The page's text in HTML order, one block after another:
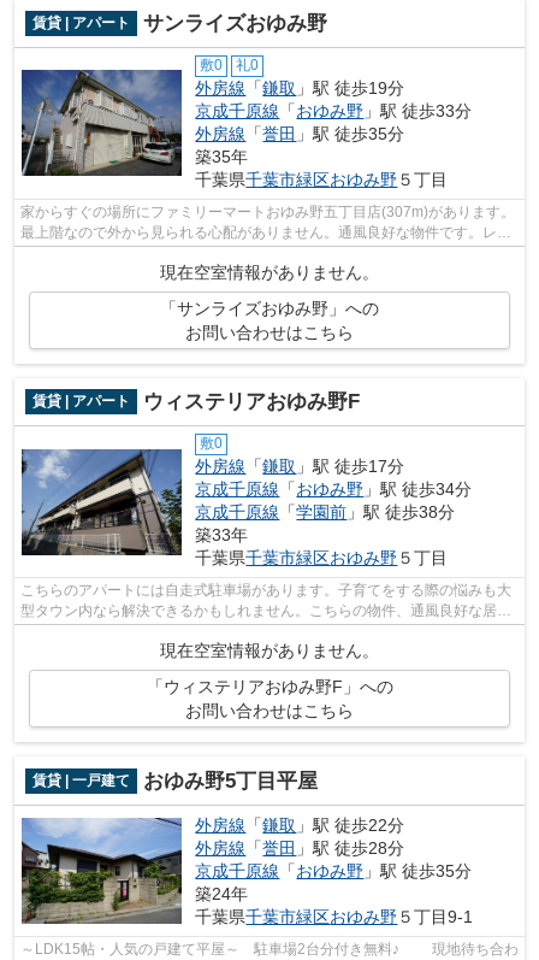
賃貸 | アパート サンライズおゆみ野
敷0 礼0
外房線 「鎌取 」駅 徒歩19分
京成千原線 「おゆみ野 」駅 徒歩33分
外房線 「誉田 」駅 徒歩35分
築35年
千葉県千葉市緑区おゆみ野５丁目
家からすぐの場所にファミリーマートおゆみ野五丁目店(307m)があります。
最上階なので外から見られる心配がありません。通風良好な物件です。レイ
アウトも変えやすいコンパクトな間取...
現在空室情報がありません。
「サンライズおゆみ野」への
お問い合わせはこちら
賃貸 | アパート ウィステリアおゆみ野F
敷0
外房線 「鎌取 」駅 徒歩17分
京成千原線 「おゆみ野 」駅 徒歩34分
京成千原線 「学園前 」駅 徒歩38分
築33年
千葉県千葉市緑区おゆみ野５丁目
こちらのアパートには自走式駐車場があります。子育てをする際の悩みも大
型タウン内なら解決できるかもしれません。こちらの物件、通風良好な居住
現在空室情報がありません。
「ウィステリアおゆみ野F」への
お問い合わせはこちら
賃貸 | 一戸建て おゆみ野5丁目平屋
外房線 「鎌取 」駅 徒歩22分
外房線 「誉田 」駅 徒歩28分
京成千原線 「おゆみ野 」駅 徒歩35分
築24年
千葉県千葉市緑区おゆみ野５丁目9-1
～LDK15帖・人気の戸建て平屋～ 駐車場2台分付き無料♪ 現地待ち合わ